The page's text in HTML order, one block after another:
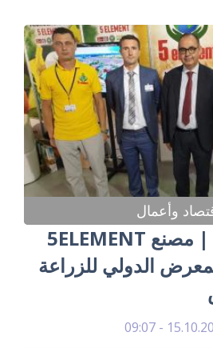
وأعمال
أوكرانيا بالعربية | مصنع 5ELEMENT
الدولي للزراعة
15.10.2018 -